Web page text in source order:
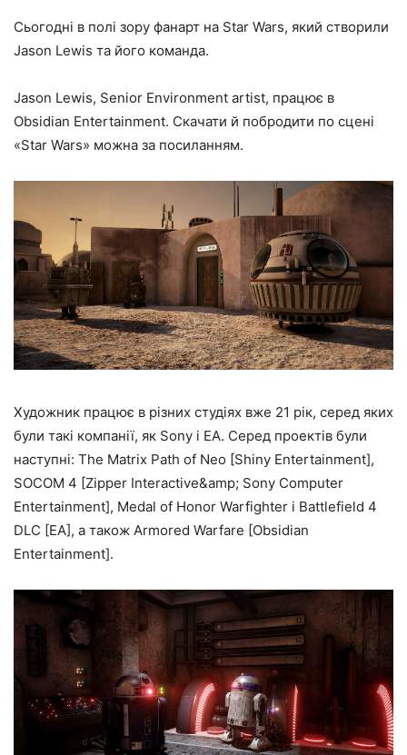
Сьогодні в полі зору фанарт на Star Wars, який створили
Jason Lewis та його команда.
Jason Lewis, Senior Environment artist, працює в
Obsidian Entertainment. Скачати й побродити по сцені
«Star Wars» можна за посиланням.
Художник працює в різних студіях вже 21 рік, серед яких
були такі компанії, як Sony і EA. Серед проектів були
наступні: The Matrix Path of Neo [Shiny Entertainment],
SOCOM 4 [Zipper Interactive&amp; Sony Computer
Entertainment], Medal of Honor Warfighter і Battlefield 4
DLC [EA], а також Armored Warfare [Obsidian
Entertainment].